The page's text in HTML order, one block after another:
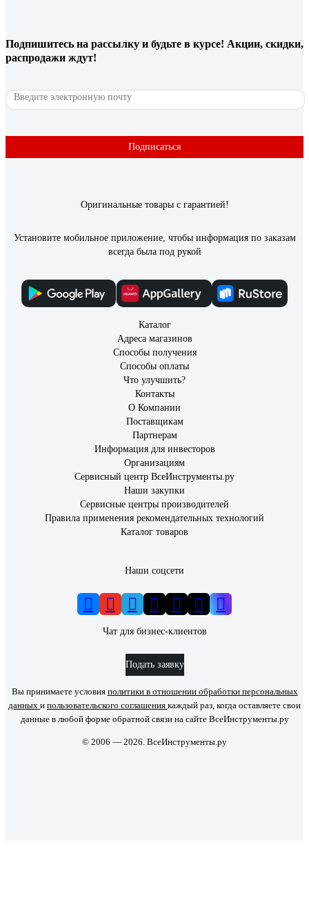
Подпишитесь на рассылку и будьте в курсе! Акции, скидки,
распродажи ждут!
Подписаться
Оригинальные товары с гарантией!
Установите мобильное приложение, чтобы информация по заказам
всегда была под рукой
Каталог
Адреса магазинов
Способы получения
Способы оплаты
Что улучшить?
Контакты
О Компании
Поставщикам
Партнерам
Информация для инвесторов
Организациям
Сервисный центр ВсеИнструменты.ру
Наши закупки
Сервисные центры производителей
Правила применения рекомендательных технологий
Каталог товаров
Наши соцсети
Чат для бизнес-клиентов
Подать заявку
Вы принимаете условия политики в отношении обработки персональных
данных и пользовательского соглашения каждый раз, когда оставляете свои
данные в любой форме обратной связи на сайте ВсеИнструменты.ру
© 2006 — 2026. ВсеИнструменты.ру